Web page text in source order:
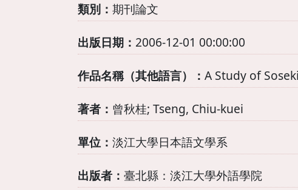
類別： 期刊論文
出版日期： 2006-12-01 00:00:00
作品名稱（其他語言）： A Study of
著者： 曾秋桂; Tseng, Chiu-kuei
單位： 淡江大學日本語文學系
出版者： 臺北縣：淡江大學外語學院